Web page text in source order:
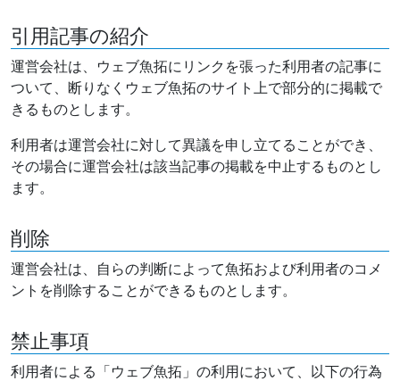
引用記事の紹介
運営会社は、ウェブ魚拓にリンクを張った利用者の記事に
ついて、断りなくウェブ魚拓のサイト上で部分的に掲載で
きるものとします。
利用者は運営会社に対して異議を申し立てることができ、
その場合に運営会社は該当記事の掲載を中止するものとし
ます。
削除
運営会社は、自らの判断によって魚拓および利用者のコメ
ントを削除することができるものとします。
禁止事項
利用者による「ウェブ魚拓」の利用において、以下の行為